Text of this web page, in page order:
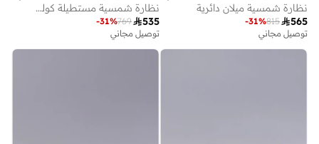
نظارة شمسية ميلان دائرية
565
815
-31%
توصيل مجاني
نظارة شمسية مستطيلة كولون
535
769
-31%
توصيل مجاني